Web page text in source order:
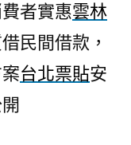
者實惠雲林
民間借款，
台北票貼安